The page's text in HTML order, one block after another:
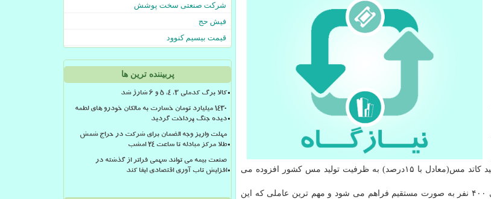
محیط زیست در تولید کاتد مس به ایران و جهان ۵۰ هزارتن ظرفیت تولید کاتد مس(معادل با ۱۵درصد) به ظرفیت تولید مس کشور افزوده می
پایدار برای ۴۰۰ نفر به صورت مستقیم فراهم می شود و مهم ترین عاملی که این
شرکت صنعتی سخت پوشش
فیش حج
قیمت بیسیم کنوود
پربیننده ترین ها
کالا برگ کدملی 3، 4، 5 و 6 شارژ شد
۱۴۳۰ میلیارد تومان خسارت به مالکان خودرو های لطمه
دیده جنگ پرداخت گردید
مهلت واریز وجه الضمان برای شرکت در حراج شمش
طلا مرکز مبادله تا ساعت ۲۴ امشب
صنعت بیمه می تواند سهمی فراتر از گذشته در
افزایش تاب آوری اقتصادی ایفا کند